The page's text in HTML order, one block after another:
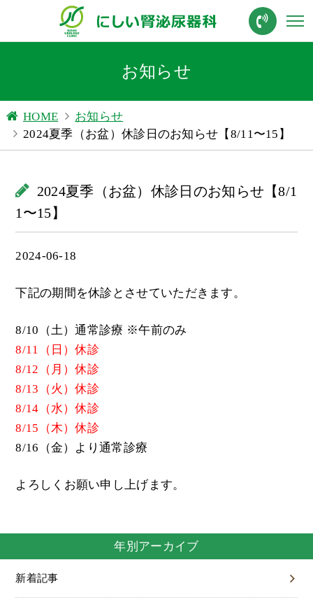
お知らせ
HOME
お知らせ
2024夏季（お盆）休診日のお知らせ【8/11〜15】
2024夏季（お盆）休診日のお知らせ【8/1
1〜15】
2024-06-18
下記の期間を休診とさせていただきます。
8/10（土）通常診療 ※午前のみ
8/11（日）休診
8/12（月）休診
8/13（火）休診
8/14（水）休診
8/15（木）休診
8/16（金）より通常診療
よろしくお願い申し上げます。
年別アーカイブ
新着記事